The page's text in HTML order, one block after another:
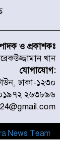
ও প্রকাশকঃ
খান
যোগাযোগ:
ঢাকা-১২৩০
২৬৩৮৯৬
News Team